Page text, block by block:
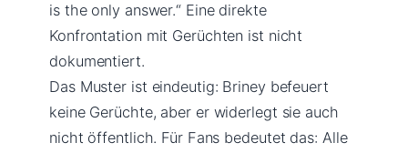
is the only answer.“ Eine direkte
Konfrontation mit Gerüchten ist nicht
dokumentiert.
Das Muster ist eindeutig: Briney befeuert
keine Gerüchte, aber er widerlegt sie auch
nicht öffentlich. Für Fans bedeutet das: Alle